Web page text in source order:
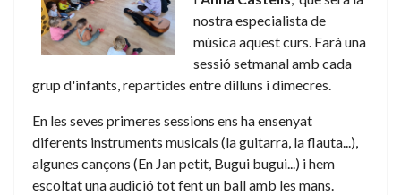
nostra especialista de
música aquest curs. Farà una
sessió setmanal amb cada
grup d'infants, repartides entre dilluns i dimecres.
En les seves primeres sessions ens ha ensenyat
diferents instruments musicals (la guitarra, la flauta...),
algunes cançons (En Jan petit, Bugui bugui...) i hem
escoltat una audició tot fent un ball amb les mans.